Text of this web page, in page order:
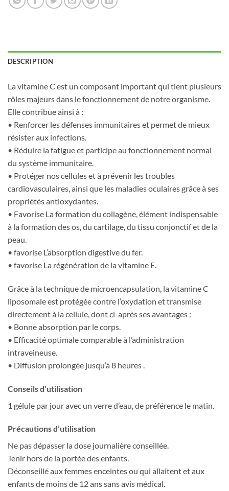
DESCRIPTION
La vitamine C est un composant important qui tient plusieurs
rôles majeurs dans le fonctionnement de notre organisme.
Elle contribue ainsi à :
• Renforcer les défenses immunitaires et permet de mieux
résister aux infections.
• Réduire la fatigue et participe au fonctionnement normal
du système immunitaire.
• Protéger nos cellules et à prévenir les troubles
cardiovasculaires, ainsi que les maladies oculaires grâce à ses
propriétés antioxydantes.
• Favorise La formation du collagène, élément indispensable
à la formation des os, du cartilage, du tissu conjonctif et de la
peau.
• favorise L’absorption digestive du fer.
• favorise La régénération de la vitamine E.
Grâce à la technique de microencapsulation, la vitamine C
liposomale est protégée contre l’oxydation et transmise
directement à la cellule, dont ci-après ses avantages :
• Bonne absorption par le corps.
• Efficacité optimale comparable à l’administration
intraveineuse.
• Diffusion prolongée jusqu’à 8 heures .
Conseils d’utilisation
1 gélule par jour avec un verre d’eau, de préférence le matin.
Précautions d’utilisation
Ne pas dépasser la dose journalière conseillée.
Tenir hors de la portée des enfants.
Déconseillé aux femmes enceintes ou qui allaitent et aux
enfants de moins de 12 ans sans avis médical.